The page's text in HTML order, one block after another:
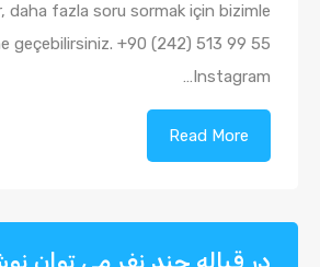
daha fazla soru sormak için bizimle
geçebilirsiniz. +90 (242) 513 99 55
Instagram…
Read More
در قباله چند نفر می توان